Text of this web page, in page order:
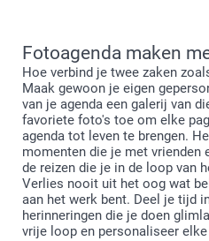
Fotoagenda maken
Hoe verbind je twee zaken
Maak gewoon je eigen
van je agenda een galerij van
favoriete foto's toe om elke
agenda tot leven te brengen.
momenten die je met vrienden
de reizen die je in de loop van
Verlies nooit uit het oog wat
aan het werk bent. Deel je tijd
herinneringen die je doen
vrije loop en personaliseer